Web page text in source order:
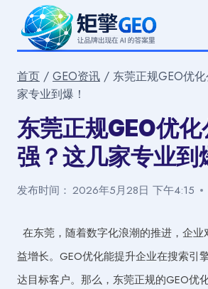
首页 / GEO资讯 / 东莞正规GEO优
家专业到爆！
东莞正规GEO优
强？这几家专业到
发布时间： 2026年5月28日 下午4:15
在东莞，随着数字化浪潮的推进，企业
益增长。GEO优化能提升企业在搜索引
达目标客户。那么，东莞正规的GEO优